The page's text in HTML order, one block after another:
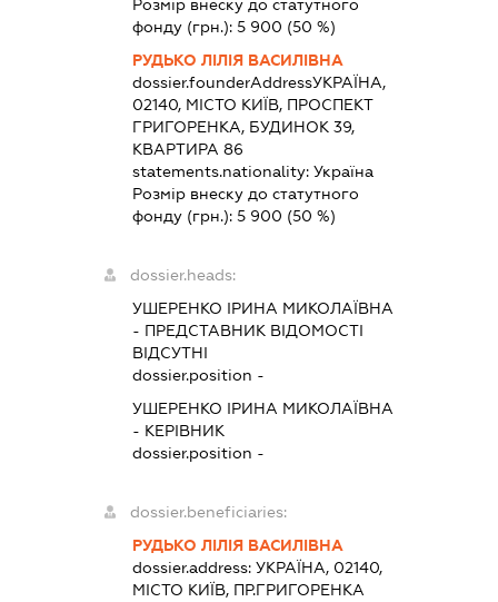
Розмір внеску до статутного
фонду (грн.): 5 900 (50 %)
РУДЬКО ЛІЛІЯ ВАСИЛІВНА
dossier.founderAddressУКРАЇНА,
02140, МІСТО КИЇВ, ПРОСПЕКТ
ГРИГОРЕНКА, БУДИНОК 39,
КВАРТИРА 86
statements.nationality: Україна
Розмір внеску до статутного
фонду (грн.): 5 900 (50 %)
dossier.heads:
УШЕРЕНКО ІРИНА МИКОЛАЇВНА
- ПРЕДСТАВНИКВІДОМОСТІ
ВІДСУТНІ
dossier.position -
УШЕРЕНКО ІРИНА МИКОЛАЇВНА
- КЕРІВНИК
dossier.position -
dossier.beneficiaries:
РУДЬКО ЛІЛІЯ ВАСИЛІВНА
dossier.address: УКРАЇНА, 02140,
МІСТО КИЇВ, ПР.ГРИГОРЕНКА